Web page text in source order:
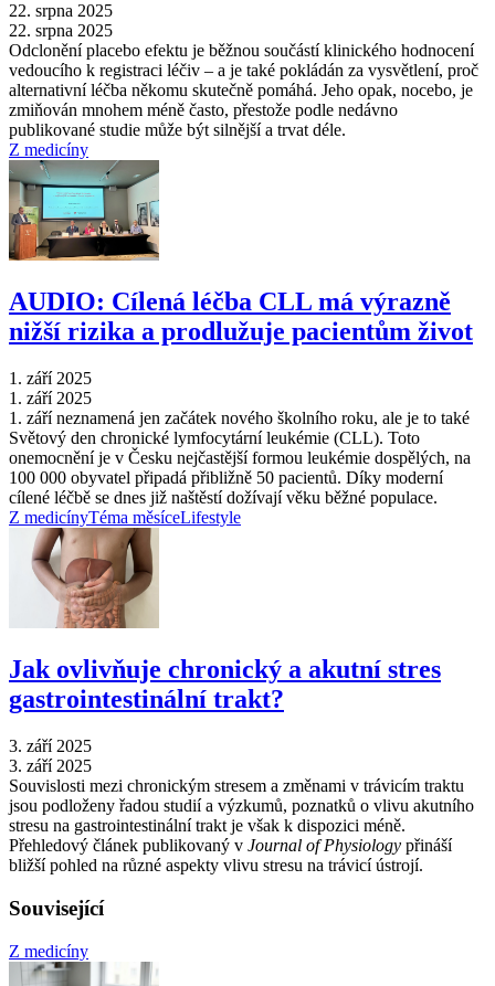
22. srpna 2025
22. srpna 2025
Odclonění placebo efektu je běžnou součástí klinického hodnocení
vedoucího k registraci léčiv –⁠ a je také pokládán za vysvětlení, proč
alternativní léčba někomu skutečně pomáhá. Jeho opak, nocebo, je
zmiňován mnohem méně často, přestože podle nedávno
publikované studie může být silnější a trvat déle.
Z medicíny
AUDIO: Cílená léčba CLL má výrazně
nižší rizika a prodlužuje pacientům život
1. září 2025
1. září 2025
1. září neznamená jen začátek nového školního roku, ale je to také
Světový den chronické lymfocytární leukémie (CLL). Toto
onemocnění je v Česku nejčastější formou leukémie dospělých, na
100 000 obyvatel připadá přibližně 50 pacientů. Díky moderní
cílené léčbě se dnes již naštěstí dožívají věku běžné populace.
Z medicínyTéma měsíceLifestyle
Jak ovlivňuje chronický a akutní stres
gastrointestinální trakt?
3. září 2025
3. září 2025
Souvislosti mezi chronickým stresem a změnami v trávicím traktu
jsou podloženy řadou studií a výzkumů, poznatků o vlivu akutního
stresu na gastrointestinální trakt je však k dispozici méně.
Přehledový článek publikovaný v Journal of Physiology přináší
bližší pohled na různé aspekty vlivu stresu na trávicí ústrojí.
Související
Z medicíny